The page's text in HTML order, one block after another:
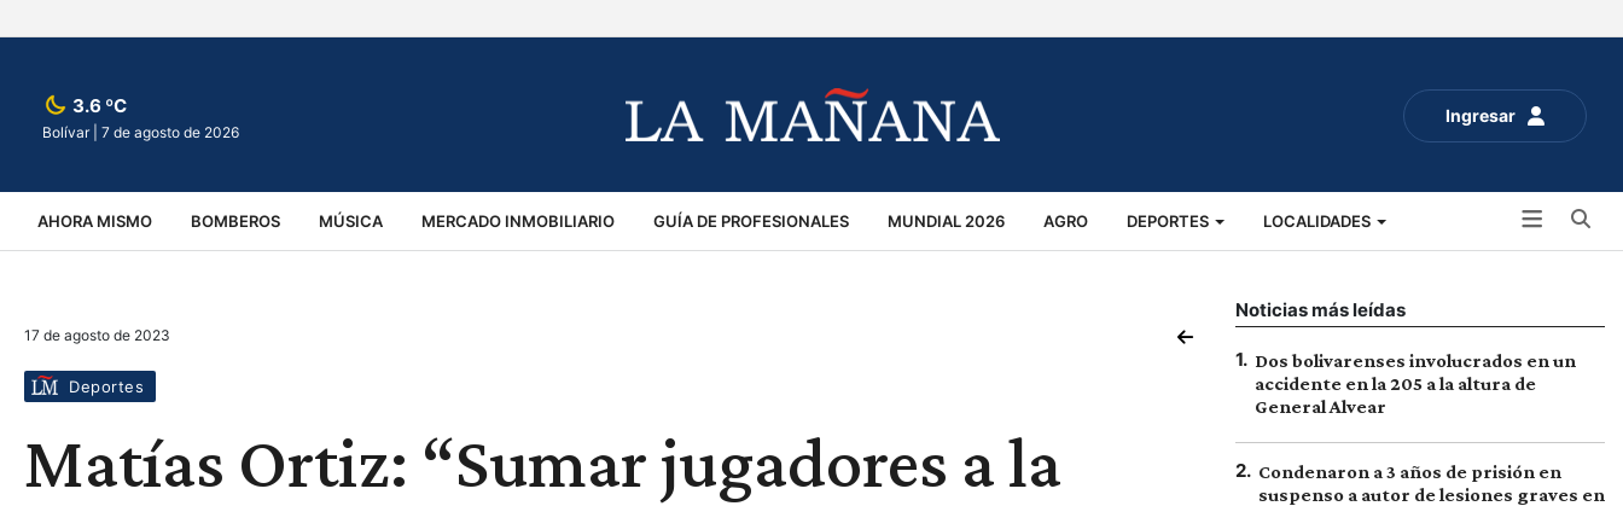
Ingresar
3.6 ºC
Bolívar | 7 de agosto de 2026
AHORA MISMO BOMBEROS MÚSICA MERCADO INMOBILIARIO GUÍA DE PROFESIONALES MUNDIAL 2026 AGRO DEPORTES LOCALIDADES
VIRALES ACCIDENTES
17 de agosto de 2023
Deportes
Matías Ortiz: “Sumar jugadores a la
Noticias más leídas
1. Dos bolivarenses involucrados en un
accidente en la 205 a la altura de
General Alvear
2. Condenaron a 3 años de prisión en
suspenso a autor de lesiones graves en